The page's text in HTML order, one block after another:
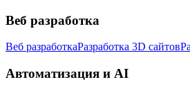
Веб разработка
Веб разработкаРазработка 3D сайтов
Автоматизация и AI